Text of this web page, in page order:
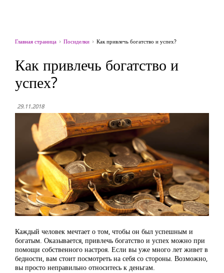
Главная страница Посиделки Как привлечь богатство и успех?
Как привлечь богатство и
успех?
29.11.2018
Каждый человек мечтает о том, чтобы он был успешным и
богатым. Оказывается, привлечь богатство и успех можно при
помощи собственного настроя. Если вы уже много лет живет в
бедности, вам стоит посмотреть на себя со стороны. Возможно,
вы просто неправильно относитесь к деньгам.